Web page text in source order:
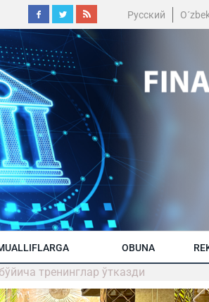
Русский
OBUNA
тренинглар ўтказди